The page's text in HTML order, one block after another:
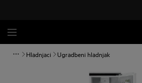
Hladnjaci Ugradbeni hladnjak